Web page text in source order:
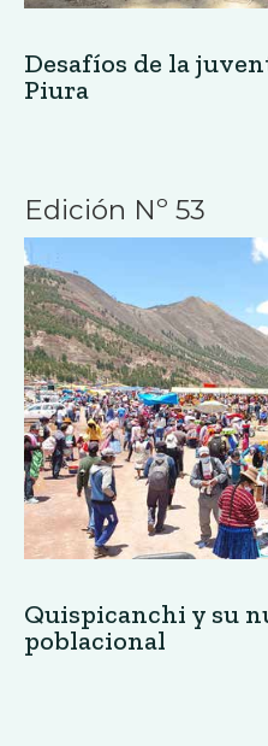
Desafíos de la
Piura
Edición Nº 53
Quispicanchi y su
poblacional